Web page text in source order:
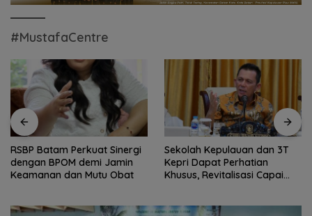
#MustafaCentre
RSBP Batam Perkuat Sinergi
dengan BPOM demi Jamin
Keamanan dan Mutu Obat
Sekolah Kepulauan dan 3T
Kepri Dapat Perhatian
Khusus, Revitalisasi Capai